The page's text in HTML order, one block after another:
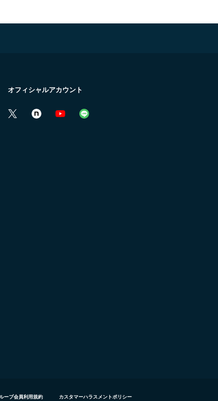
オフィシャルアカウント
ープ会員利用規約 カスタマーハラスメントポリシー